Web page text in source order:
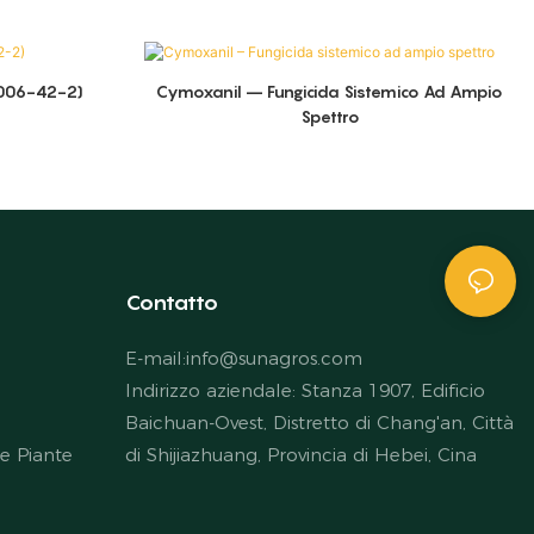
42-2)
Cymoxanil – Fungicida Sistemico Ad Ampio
Spettro
Piante
Contatto
E-mail:info@sunagros.com
Indirizzo aziendale: Stanza 1907, Edificio
Baichuan-Ovest, Distretto di Chang'an, Città
di Shijiazhuang, Provincia di Hebei, Cina